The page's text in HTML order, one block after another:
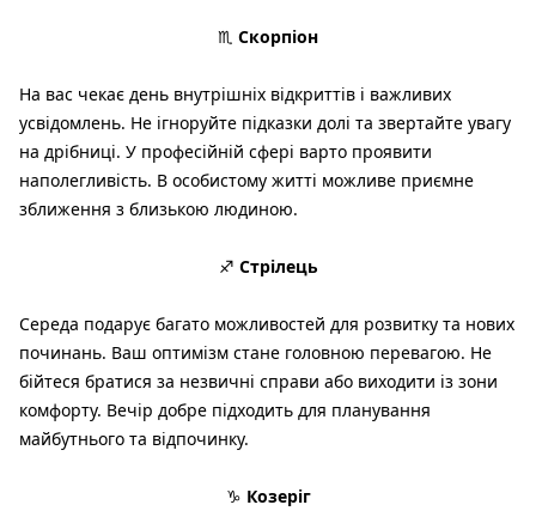
♏ Скорпіон
На вас чекає день внутрішніх відкриттів і важливих
усвідомлень. Не ігноруйте підказки долі та звертайте увагу
на дрібниці. У професійній сфері варто проявити
наполегливість. В особистому житті можливе приємне
зближення з близькою людиною.
♐ Стрілець
Середа подарує багато можливостей для розвитку та нових
починань. Ваш оптимізм стане головною перевагою. Не
бійтеся братися за незвичні справи або виходити із зони
комфорту. Вечір добре підходить для планування
майбутнього та відпочинку.
♑ Козеріг